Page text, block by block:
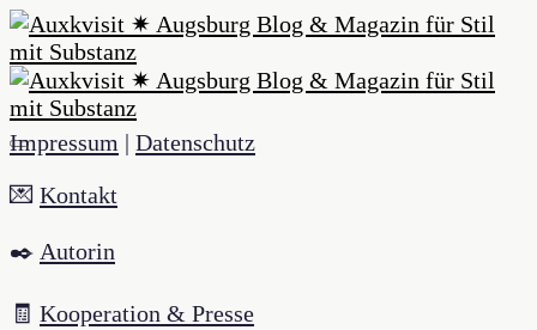
Impressum | Datenschutz
💌 Kontakt
✒️ Autorin
🧾 Kooperation & Presse